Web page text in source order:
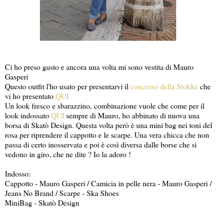
Ci ho preso gusto e ancora una volta mi sono vestita di Mauro
Gasperi
Questo outfit l'ho usato per presentarvi il concorso della Stokkeche
vi ho presentatoQUI
Un look fresco e sbarazzino, combinazione vuole che come per il
look indossatoQUIsempre di Mauro, ho abbinato di nuova una
borsa di Skatò Design. Questa volta però è una mini bag nei toni del
rosa per riprendere il cappotto e le scarpe. Una vera chicca che non
passa di certo inosservata e poi è così diversa dalle borse che si
vedono in giro, che ne dite ? Io la adoro !
Indosso:
Cappotto - Mauro Gasperi / Camicia in pelle nera - Mauro Gasperi /
Jeans No Brand / Scarpe - Ska Shoes
MiniBag - Skatò Design